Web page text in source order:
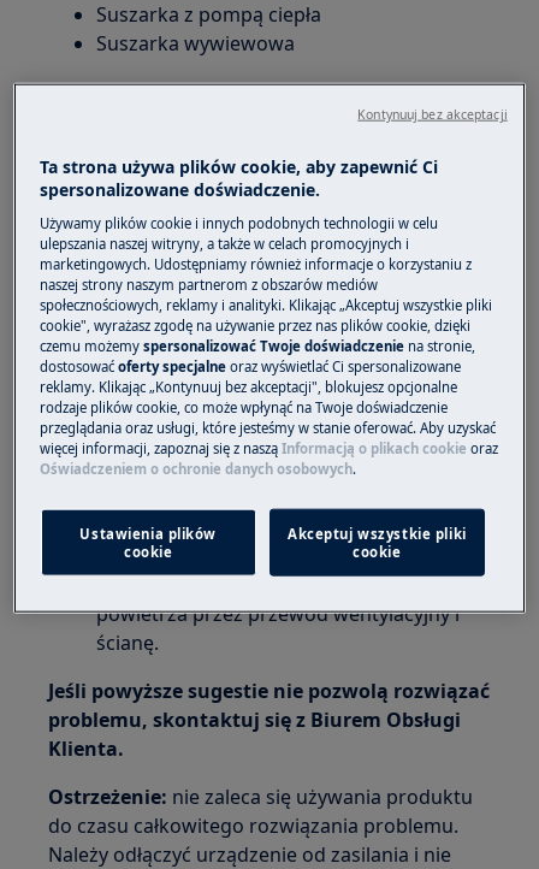
Suszarka z pompą ciepła
Suszarka wywiewowa
powietrza.
czyszczenie filtra po każdym programie
szuszenia. Szczegółowe informacje
znajdziesz w artykule:Czyszczenie filtrów i
kondensatora suszarki.
W suszarce kondensacyjnej lub
wyposażonej w pompę ciepła należy
również regularnie (co 6 miesięcy) czyścić
skraplacz znajdujący się w dolnej części
urządzenia. Szczegółowe informacje
kondensatora suszarki
W suszarce wywiewowej należy sprawdzić,
czy zapewniony jest swobodny przepływ
powietrza przez przewód wentylacyjny i
ścianę.
Jeśli powyższe sugestie nie pozwolą rozwiązać
problemu, skontaktuj się z Biurem Obsługi
Klienta.
Ostrzeżenie: nie zaleca się używania produktu
do czasu całkowitego rozwiązania problemu.
Należy odłączyć urządzenie od zasilania i nie
Ta strona używa plików cookie, aby zapewnić Ci
spersonalizowane doświadczenie.
Używamy plików cookie i innych podobnych technologii w celu
ulepszania naszej witryny, a także w celach promocyjnych i
marketingowych. Udostępniamy również informacje o korzystaniu z
naszej strony naszym partnerom z obszarów mediów
społecznościowych, reklamy i analityki. Klikając „Akceptuj wszystkie pliki
cookie", wyrażasz zgodę na używanie przez nas plików cookie, dzięki
czemu możemyspersonalizować Twoje doświadczenie na stronie,
dostosowaćoferty specjalne oraz wyświetlać Ci spersonalizowane
reklamy. Klikając „Kontynuuj bez akceptacji", blokujesz opcjonalne
rodzaje plików cookie, co może wpłynąć na Twoje doświadczenie
przeglądania oraz usługi, które jesteśmy w stanie oferować. Aby uzyskać
więcej informacji, zapoznaj się z nasząInformacją o plikach cookie oraz
Oświadczeniem o ochronie danych osobowych.
Ustawienia plików
cookie
Akceptuj wszystkie pliki
cookie
Kontynuuj bez akceptacji